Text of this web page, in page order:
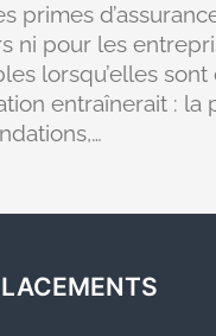
primes
ni pour les
lorsqu’elles
entraînerait : la